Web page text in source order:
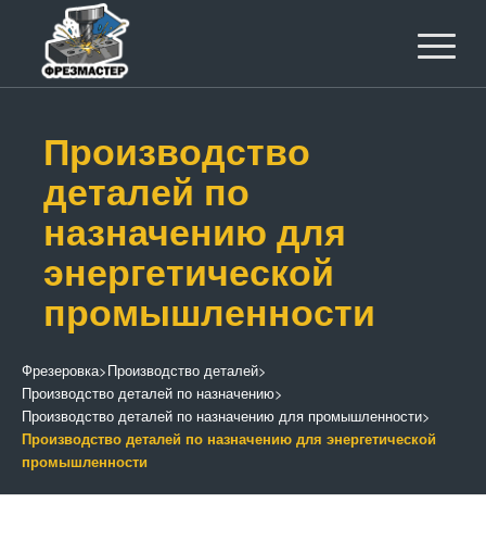
Производство
деталей по
назначению для
энергетической
промышленности
Фрезеровка>Производство деталей>
Производство деталей по назначению>
Производство деталей по назначению для промышленности>
Производство деталей по назначению для энергетической
промышленности